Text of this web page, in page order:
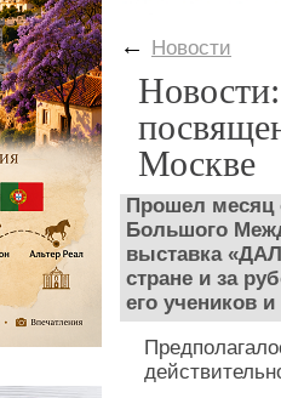
← Новости
Москве
Прошел месяц
Большого
выставка
стране и за
его учеников